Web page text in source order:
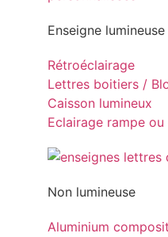
Enseigne lumineuse
Rétroéclairage
Lettres boitiers /
Caisson lumineux
Eclairage rampe
Non lumineuse
Aluminium